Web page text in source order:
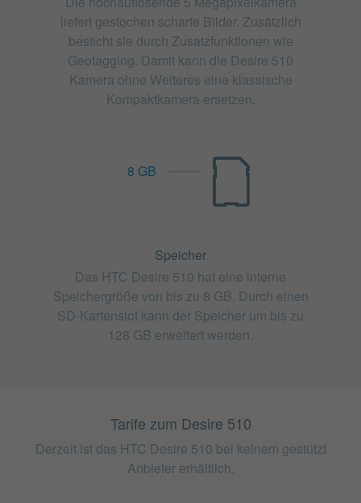
liefert gestochen scharfe Bilder. Zusätzlich
besticht sie durch Zusatzfunktionen wie
Geotagging. Damit kann die Desire 510
Kamera ohne Weiteres eine klassische
Kompaktkamera ersetzen.
8 GB
Speicher
Das HTC Desire 510 hat eine interne
Speichergröße von bis zu 8 GB. Durch einen
SD-Kartenslot kann der Speicher um bis zu
128 GB erweitert werden.
Tarife zum Desire 510
Derzeit ist das HTC Desire 510 bei keinem gestützt
Anbieter erhältlich.